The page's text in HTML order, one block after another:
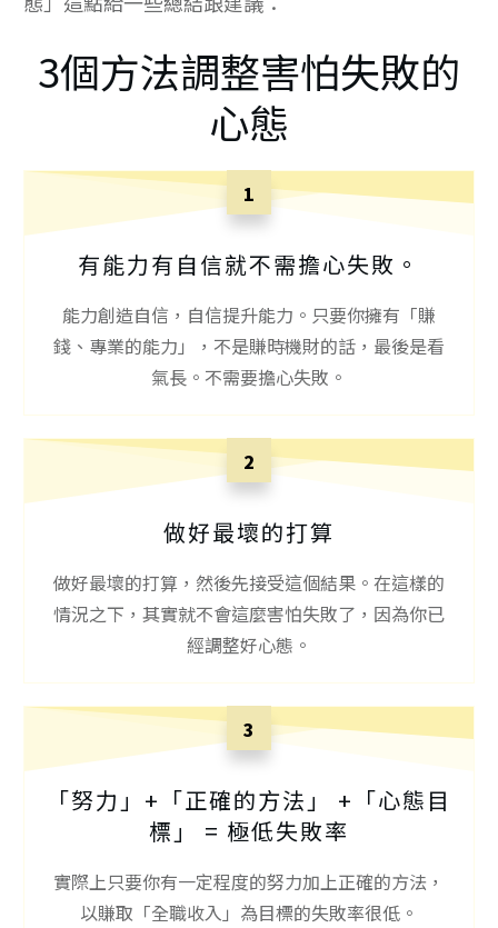
3個方法調整害怕失敗的
心態
1
有能力有自信就不需擔心失敗。
能力創造自信，自信提升能力。只要你擁有「賺
錢、專業的能力」，不是賺時機財的話，最後是看
氣長。不需要擔心失敗。
2
做好最壞的打算
做好最壞的打算，然後先接受這個結果。在這樣的
情況之下，其實就不會這麼害怕失敗了，因為你已
經調整好心態。
3
「努力」+「正確的方法」 +「心態目
標」 = 極低失敗率
實際上只要你有一定程度的努力加上正確的方法，
以賺取「全職收入」為目標的失敗率很低。